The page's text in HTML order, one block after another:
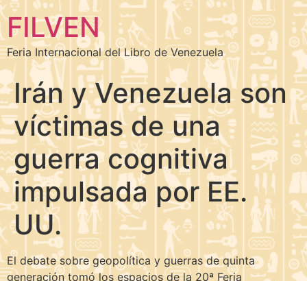
FILVEN
Feria Internacional del Libro de Venezuela
Irán y Venezuela son
víctimas de una
guerra cognitiva
impulsada por EE.
UU.
El debate sobre geopolítica y guerras de quinta
generación tomó los espacios de la 20ª Feria